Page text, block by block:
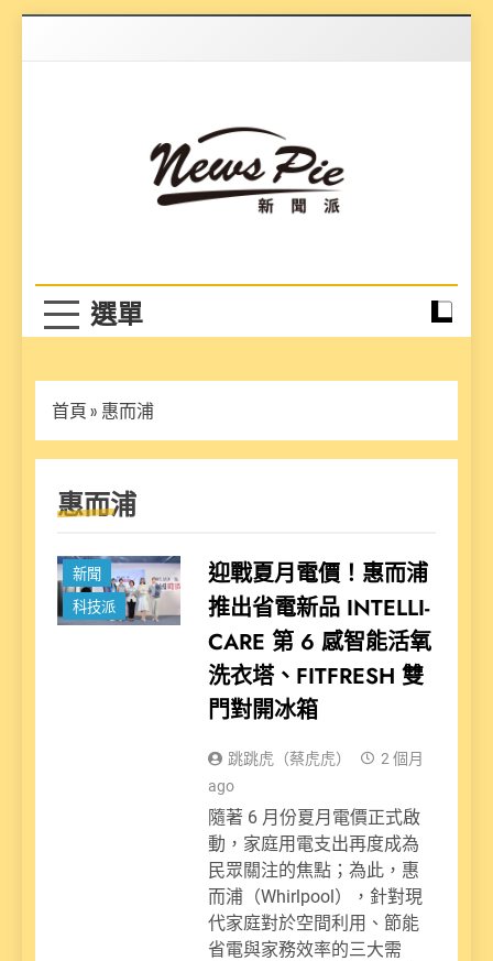
首頁 » 惠而浦
惠而浦
新聞
科技派
迎戰夏月電價！惠而浦
推出省電新品 INTELLI-
CARE 第 6 感智能活氧
洗衣塔、FITFRESH 雙
門對開冰箱
跳跳虎（蔡虎虎）
2 個月
ago
隨著 6 月份夏月電價正式啟
動，家庭用電支出再度成為
民眾關注的焦點；為此，惠
而浦（Whirlpool），針對現
代家庭對於空間利用、節能
省電與家務效率的三大需